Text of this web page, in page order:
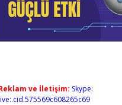
ve İletişim: Skype: